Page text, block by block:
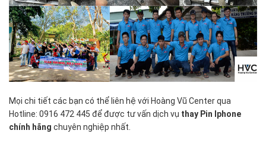
Mọi chi tiết các bạn có thể liên hệ với Hoàng Vũ Center qua
Hotline: 0916 472 445 để được tư vấn dịch vụ thay Pin Iphone
chính hãng chuyên nghiệp nhất.